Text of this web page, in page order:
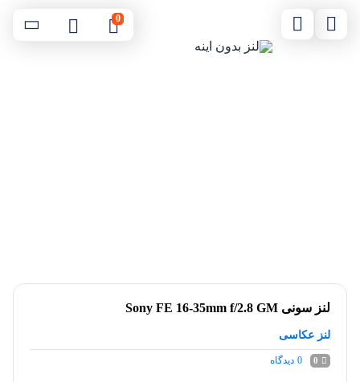
0
لنز سونی Sony FE 16-35mm f/2.8 GM
لنز عکاسی
0
0 دیدگاه